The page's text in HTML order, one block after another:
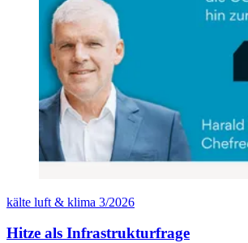
kälte luft & klima 3/2026
Hitze als Infrastrukturfrage